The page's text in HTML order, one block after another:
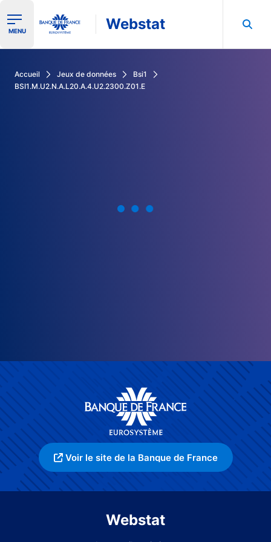
Ouvrir le menu de navigation
MENU Webstat
Accueil Jeux de données
Bsi1
BSI1.M.U2.N.A.L20.A.4.U2.2300.Z01.E
Voir le site de la Banque de France
Webstat